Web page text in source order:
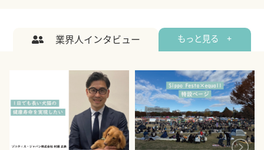
業界人インタビュー もっと見る +